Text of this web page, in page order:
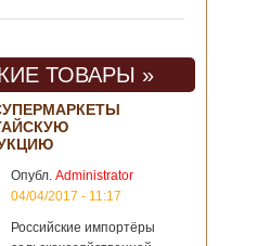
ТОВАРЫ »
Опубл. Administrator
04/04/2017 - 11:17
Российские импортёры